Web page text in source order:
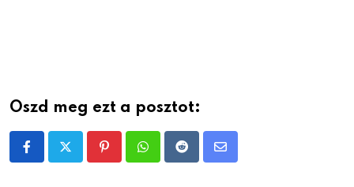
Oszd meg ezt a posztot:
PinterestWhatsappRedditShare